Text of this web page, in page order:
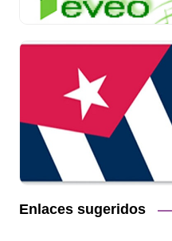
Enlaces sugeridos